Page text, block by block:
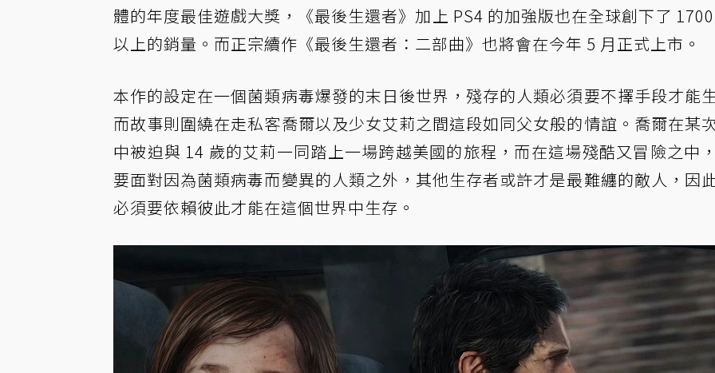
體的年度最佳遊戲大獎，《最後生還者》加上 PS4 的加強版也在全球創下了
以上的銷量。而正宗續作《最後生還者：二部曲》也將會在今年 5 月正式上市。
本作的設定在一個菌類病毒爆發的末日後世界，殘存的人類必須要不擇手段才能
而故事則圍繞在走私客喬爾以及少女艾莉之間這段如同父女般的情誼。喬爾在某
中被迫與 14 歲的艾莉一同踏上一場跨越美國的旅程，而在這場殘酷又冒險之中
要面對因為菌類病毒而變異的人類之外，其他生存者或許才是最難纏的敵人，因
必須要依賴彼此才能在這個世界中生存。